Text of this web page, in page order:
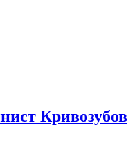
Кривозубов